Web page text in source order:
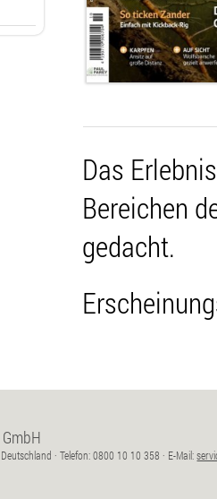
Das
Bereichen
gedacht.
· Telefon: 0800 10 10 358 · E-Mail: